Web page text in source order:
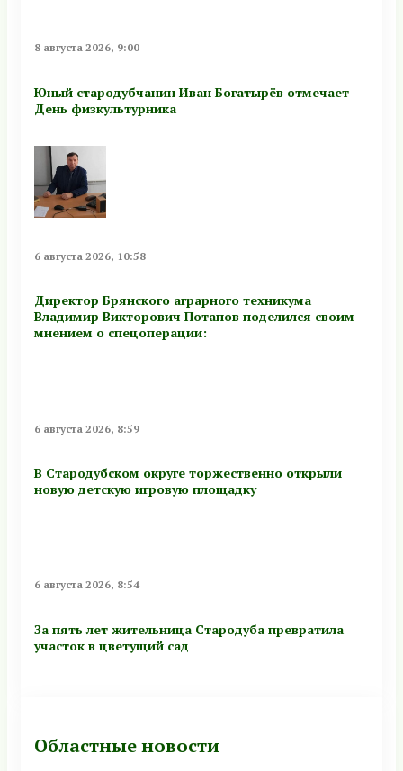
8 августа 2026, 9:00
Юный стародубчанин Иван Богатырёв отмечает
День физкультурника
6 августа 2026, 10:58
Директор Брянского аграрного техникума
Владимир Викторович Потапов поделился своим
мнением о спецоперации:
6 августа 2026, 8:59
В Стародубском округе торжественно открыли
новую детскую игровую площадку
6 августа 2026, 8:54
За пять лет жительница Стародуба превратила
участок в цветущий сад
Областные новости